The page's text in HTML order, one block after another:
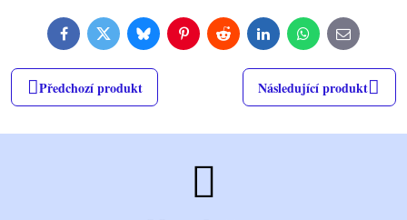
FacebookTwitterBlueskyPinterestReddit LinkedInWhatsApp
E-
mail
Předchozí produkt Následující produkt